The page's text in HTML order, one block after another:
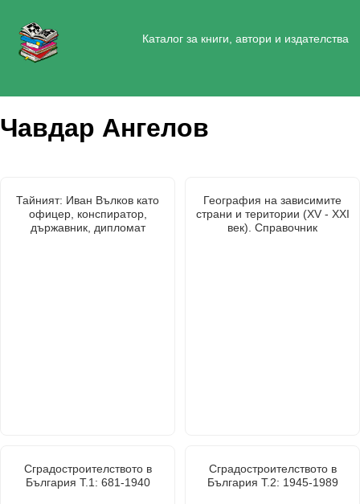
Каталог за книги, автори и издателства
Чавдар Ангелов
Тайният: Иван Вълков като
офицер, конспиратор,
държавник, дипломат
География на зависимите
страни и територии (XV - XXI
век). Справочник
Сградостроителството в
България Т.1: 681-1940
Сградостроителството в
България Т.2: 1945-1989